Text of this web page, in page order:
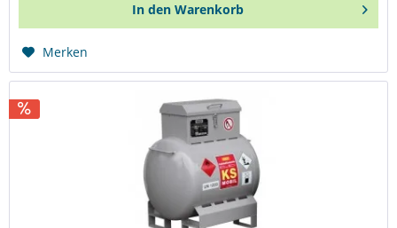
In den Warenkorb
Merken